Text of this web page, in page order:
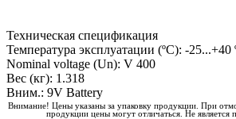
Техническая спецификация
Температура эксплуатации (ºC): -25...+40
Nominal voltage (Un): V 400
Вес (кг): 1.318
Вним.: 9V Battery
Внимание! Цены указаны за упаковку продукции. При
продукции цены могут отличаться. Не является